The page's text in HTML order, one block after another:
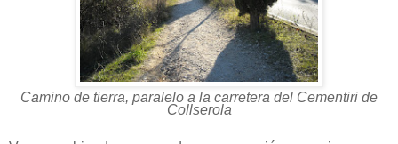
Camino de tierra, paralelo a la carretera del Cementiri de
Collserola